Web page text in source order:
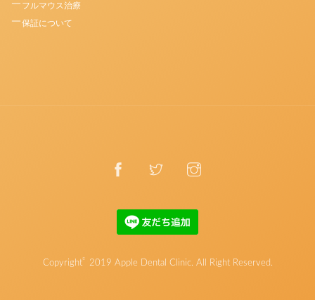
フルマウス治療
保証について
Copyright
©
2019 Apple Dental Clinic. All Right Reserved.